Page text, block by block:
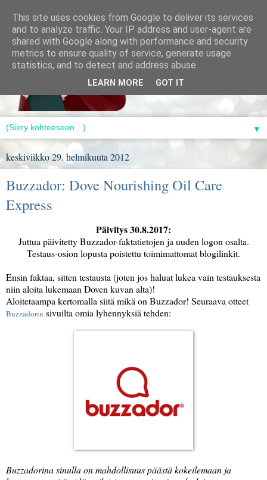
▼
keskiviikko 29. helmikuuta 2012
Buzzador: Dove Nourishing Oil Care
Express
Päivitys 30.8.2017:
Juttua päivitetty Buzzador-faktatietojen ja uuden logon osalta.
Testaus-osion lopusta poistettu toimimattomat blogilinkit.
Ensin faktaa, sitten testausta (joten jos haluat lukea vain testauksesta
niin aloita lukemaan Doven kuvan alta)!
Aloitetaampa kertomalla siitä mikä on Buzzador! Seuraava otteet
Buzzadorin sivuilta omia lyhennyksiä tehden:
Buzzadorina sinulla on mahdollisuus päästä kokeilemaan ja
This site uses cookies from Google to deliver its services
and to analyze traffic. Your IP address and user-agent are
shared with Google along with performance and security
metrics to ensure quality of service, generate usage
statistics, and to detect and address abuse.
LEARN MORE GOT IT